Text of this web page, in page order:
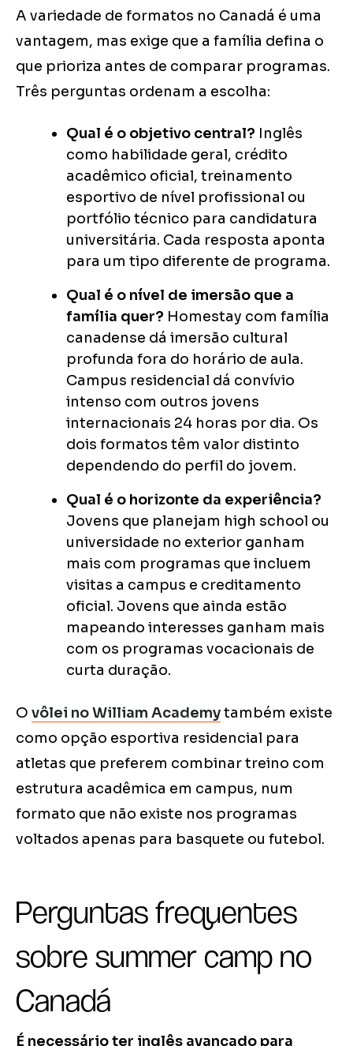
A variedade de formatos no Canadá é uma
vantagem, mas exige que a família defina o
que prioriza antes de comparar programas.
Três perguntas ordenam a escolha:
Qual é o objetivo central? Inglês
como habilidade geral, crédito
acadêmico oficial, treinamento
esportivo de nível profissional ou
portfólio técnico para candidatura
universitária. Cada resposta aponta
para um tipo diferente de programa.
Qual é o nível de imersão que a
família quer? Homestay com família
canadense dá imersão cultural
profunda fora do horário de aula.
Campus residencial dá convívio
intenso com outros jovens
internacionais 24 horas por dia. Os
dois formatos têm valor distinto
dependendo do perfil do jovem.
Qual é o horizonte da experiência?
Jovens que planejam high school ou
universidade no exterior ganham
mais com programas que incluem
visitas a campus e creditamento
oficial. Jovens que ainda estão
mapeando interesses ganham mais
com os programas vocacionais de
curta duração.
O vôlei no William Academytambém existe
como opção esportiva residencial para
atletas que preferem combinar treino com
estrutura acadêmica em campus, num
formato que não existe nos programas
voltados apenas para basquete ou futebol.
Perguntas frequentes
sobre summer camp no
Canadá
É necessário ter inglês avançado para